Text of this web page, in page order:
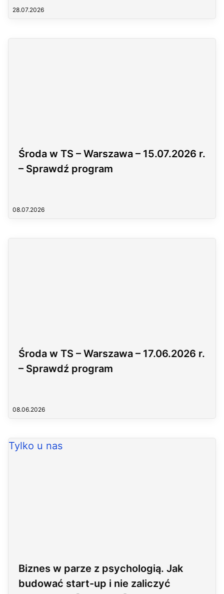
28.07.2026
Środa w TS – Warszawa – 15.07.2026 r.
– Sprawdź program
08.07.2026
Środa w TS – Warszawa – 17.06.2026 r.
– Sprawdź program
08.06.2026
Tylko u nas
Biznes w parze z psychologią. Jak
budować start-up i nie zaliczyć